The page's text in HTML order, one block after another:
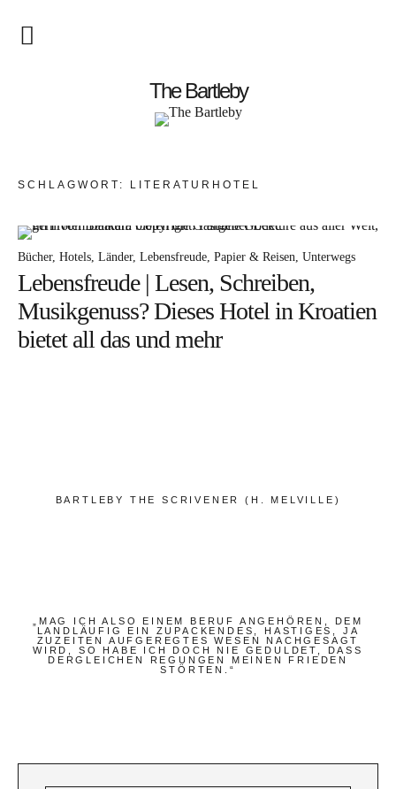
The Bartleby
Startseite
About
Menschen
Kunst
Atelierbesuch
Literatur
Papier & Stift
Schreiben & Reisen
Zeitgeist
SCHLAGWORT: LITERATURHOTEL
Bücher Hotels Länder Lebensfreude Papier & Reisen Unterwegs
Lebensfreude | Lesen, Schreiben,
Musikgenuss? Dieses Hotel in Kroatien
bietet all das und mehr
BARTLEBY THE SCRIVENER (H. MELVILLE)
„MAG ICH ALSO EINEM BERUF ANGEHÖREN, DEM
LANDLÄUFIG EIN ZUPACKENDES, HASTIGES, JA
ZUZEITEN AUFGEREGTES WESEN NACHGESAGT
WIRD, SO HABE ICH DOCH NIE GEDULDET, DASS
DERGLEICHEN REGUNGEN MEINEN FRIEDEN
STÖRTEN.“